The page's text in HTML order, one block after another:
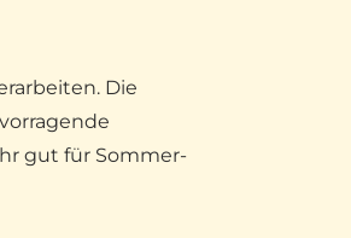
Die
gut für Sommer-